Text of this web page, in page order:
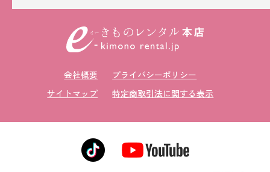
会社概要
プライバシーポリシー
サイトマップ
特定商取引法に関する表示